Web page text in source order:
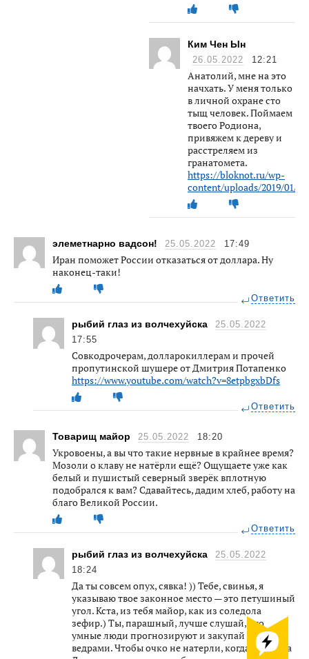
Ким Чен Ын
26.05.2022 12:21
Анатолий, мне на это
начхать. У меня только
в личной охране сто
тыщ человек. Поймаем
твоего Родиона,
привяжем к дереву и
расстреляем из
гранатомета.
https://bloknot.ru/wp-
content/uploads/2019/01/
элеметнарно вадсон! 25.05.2022 17:49
Иран поможет России отказаться от доллара. Ну
наконец-таки!
Ответить
рыбий глаз из волчехуйска
25.05.2022
17:55
Совкодрочерам, долларокиллерам и прочей
пропутинской шушере от Дмитрия Потапенко
https://www.youtube.com/watch?v=8etpbgxbDfs
Ответить
Товарищ майор 25.05.2022 18:20
Укровоены, а вы что такие нервные в крайнее время?
Мозоли о клаву не натёрли ещё? Ощущаете уже как
белый и пушистый северный зверёк вплотную
подобрался к вам? Сдавайтесь, дадим хлеб, работу на
благо Великой России.
Ответить
рыбий глаз из волчехуйска
25.05.2022
18:24
Да ты совсем опух, сявка! )) Тебе, свинья, я
указываю твое законное место — это петушиный
угол. Кста, из тебя майор, как из соледола
зефир.) Ты, парашный, лучше слушай, что
умные люди прогнозируют и закупай вазелин
ведрами. Чтобы очко не натерли, когда ты им на